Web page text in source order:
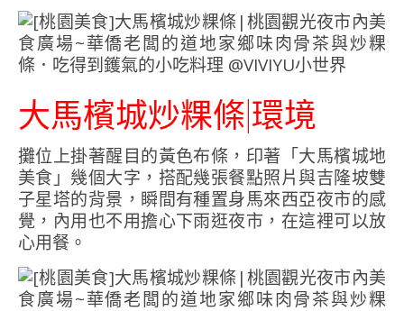
大馬檳城炒粿條|環境
攤位上掛著醒目的黃色布條，印著「大馬檳城地
美食」幾個大字，搭配幾張餐點照片與吉隆坡雙
子星塔的背景，瞬間有種置身馬來西亞夜市的感
覺，內用也不用擔心下雨逛夜市，在這裡可以放
心用餐。